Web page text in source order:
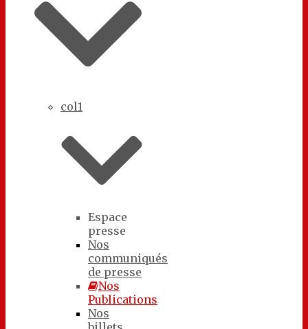
col1
Espace
presse
Nos
communiqués
de presse
Nos
Publications
Nos